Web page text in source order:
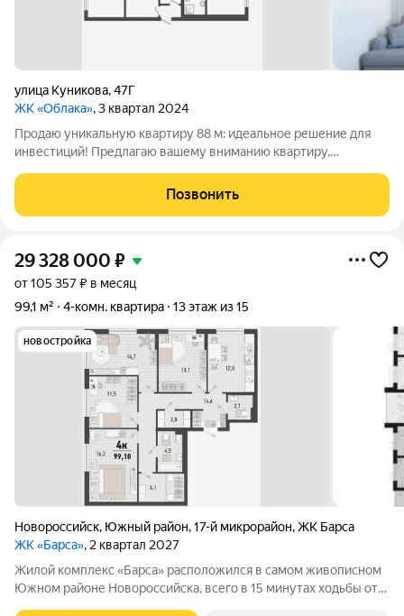
улица Куникова,47Г
ЖК «Облака», 3 квартал 2024
Продаю уникальную квартиру 88 м: идеальное решение для
инвестиций! Предлагаю вашему вниманию квартиру,
формата Евро. Это уникальное предложение идеально
подходит для инвестиций, сдачи в аренду
Позвонить
29 328 000 ₽
от 105 357 ₽ в месяц
99,1 м²
4-комн. квартира 13 этаж из 15
новостройка
Новороссийск, Южный район,17-й микрорайон,ЖК Барса
ЖК «Барса», 2 квартал 2027
Жилой комплекс «Барса» расположился в самом живописном
Южном районе Новороссийска, всего в 15 минутах ходьбы от